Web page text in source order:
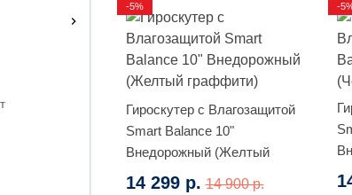
Гироскутер с Влагозащитой
Smart Balance 10"
Внедорожный (Желтый
граффити)
14 299 р. 14 900 р.
-5% -